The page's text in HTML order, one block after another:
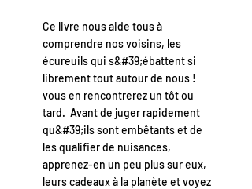
Ce livre nous aide tous à
comprendre nos voisins, les
écureuils qui s&#39;ébattent si
librement tout autour de nous !
vous en rencontrerez un tôt ou
tard. Avant de juger rapidement
qu&#39;ils sont embêtants et de
les qualifier de nuisances,
apprenez-en un peu plus sur eux,
leurs cadeaux à la planète et voyez